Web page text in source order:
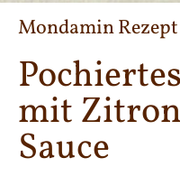
Mondamin Rezept
mit
Sauce